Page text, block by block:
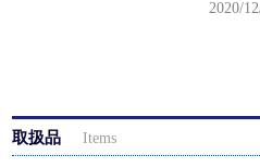
2020/
取扱品 Items